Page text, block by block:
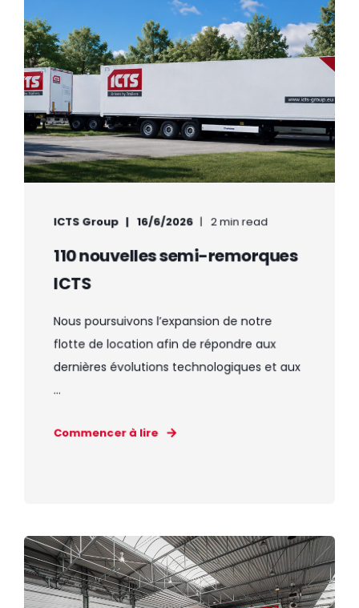
ICTS Group 16/6/2026 2 min read
110 nouvelles semi-remorques
ICTS
Nous poursuivons l’expansion de notre
flotte de location afin de répondre aux
dernières évolutions technologiques et aux
...
Commencer à lire